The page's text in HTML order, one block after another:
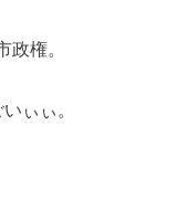
政権。
ぃぃ。